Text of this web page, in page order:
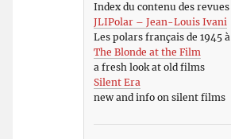
Index du contenu des
JLIPolar – Jean-Louis Ivani
Les polars français de 1945 à
The Blonde at the Film
a fresh look at old films
Silent Era
new and info on silent films